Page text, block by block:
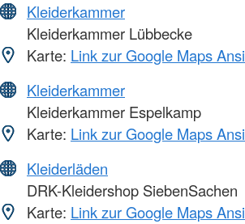
Kleiderkammer
Kleiderkammer Lübbecke
Karte: Link zur Google Maps
Kleiderkammer
Kleiderkammer Espelkamp
Karte: Link zur Google Maps
Kleiderläden
DRK-Kleidershop SiebenSachen
Karte: Link zur Google Maps